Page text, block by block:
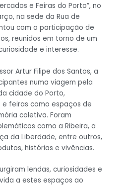
e Feiras do Porto”, no
na sede da Rua de
com a participação de
reunidos em torno de um
e interesse.
Artur Filipe dos Santos, a
numa viagem pela
cidade do Porto,
feiras como espaços de
coletiva. Foram
como a Ribeira, a
da Liberdade, entre outros,
histórias e vivências.
lendas, curiosidades e
a estes espaços ao